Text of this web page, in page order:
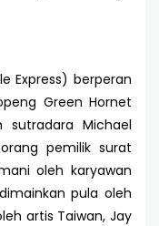
Express) berperan
Green Hornet
Michael
pemilik surat
oleh karyawan
pula oleh
artis Taiwan, Jay